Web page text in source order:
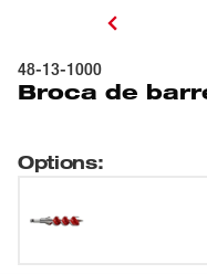
48-13-1000
Broca de
Options: